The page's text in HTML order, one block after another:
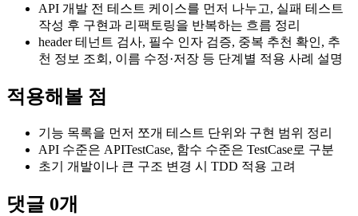
API 개발 전 테스트 케이스를 먼저 나누고, 실패 테스트
작성 후 구현과 리팩토링을 반복하는 흐름 정리
header 테넌트 검사, 필수 인자 검증, 중복 추천 확인, 추
천 정보 조회, 이름 수정·저장 등 단계별 적용 사례 설명
적용해볼 점
기능 목록을 먼저 쪼개 테스트 단위와 구현 범위 정리
API 수준은 APITestCase, 함수 수준은 TestCase로 구분
초기 개발이나 큰 구조 변경 시 TDD 적용 고려
댓글 0개